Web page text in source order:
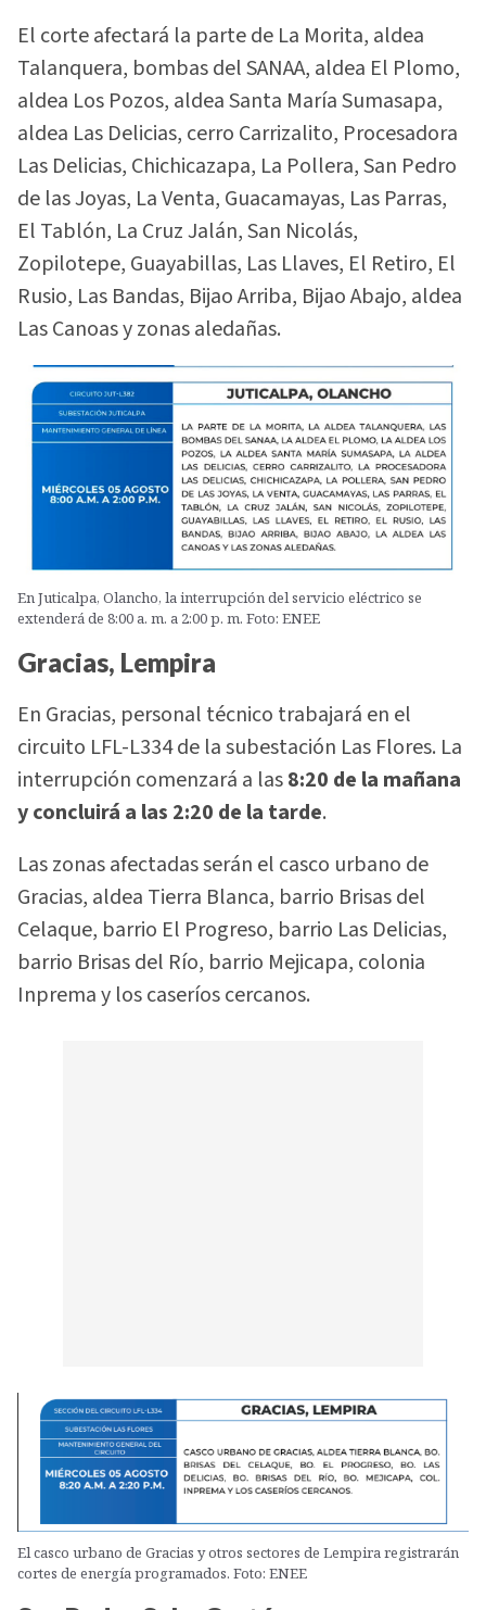
El corte afectará la parte de La Morita, aldea
Talanquera, bombas del SANAA, aldea El Plomo,
aldea Los Pozos, aldea Santa María Sumasapa,
aldea Las Delicias, cerro Carrizalito, Procesadora
Las Delicias, Chichicazapa, La Pollera, San Pedro
de las Joyas, La Venta, Guacamayas, Las Parras,
El Tablón, La Cruz Jalán, San Nicolás,
Zopilotepe, Guayabillas, Las Llaves, El Retiro, El
Rusio, Las Bandas, Bijao Arriba, Bijao Abajo, aldea
Las Canoas y zonas aledañas.
En Juticalpa, Olancho, la interrupción del servicio eléctrico se
extenderá de 8:00 a. m. a 2:00 p. m. Foto: ENEE
Gracias, Lempira
En Gracias, personal técnico trabajará en el
circuito LFL-L334 de la subestación Las Flores. La
interrupción comenzará a las8:20 de la mañana
y concluirá a las 2:20 de la tarde.
Las zonas afectadas serán el casco urbano de
Gracias, aldea Tierra Blanca, barrio Brisas del
Celaque, barrio El Progreso, barrio Las Delicias,
barrio Brisas del Río, barrio Mejicapa, colonia
Inprema y los caseríos cercanos.
El casco urbano de Gracias y otros sectores de Lempira registrarán
cortes de energía programados. Foto: ENEE